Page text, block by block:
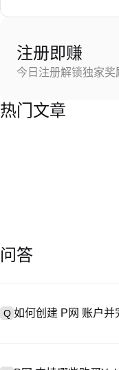
注册即赚
今日注册解锁独家
热门文章
问答
Q 如何创建 P网 账户并